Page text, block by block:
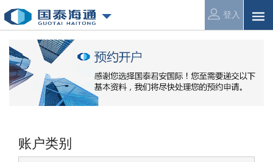
登入
账户类别